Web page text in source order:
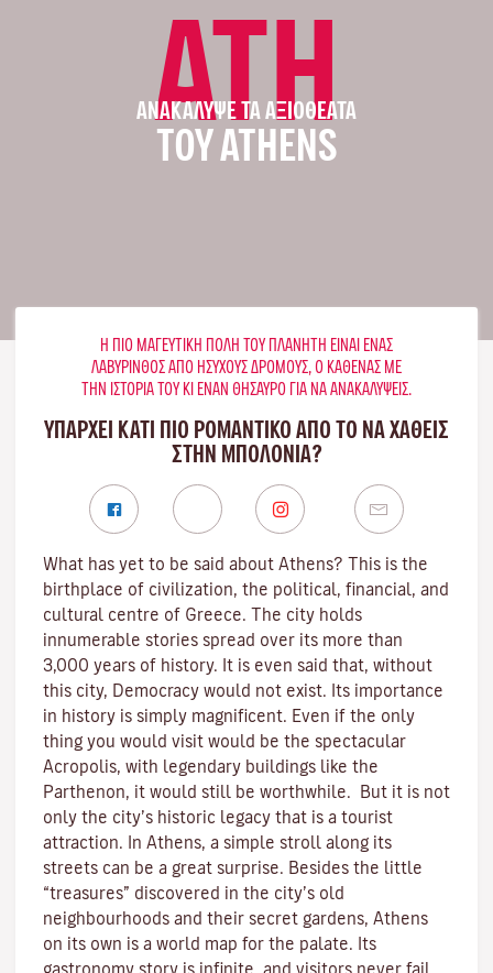
ATH
ΑΝΑΚΆΛΥΨΕ ΤΑ ΑΞΙΟΘΈΑΤΑ
ΤΟΥ ATHENS
Η ΠΙΟ ΜΑΓΕΥΤΙΚΉ ΠΌΛΗ ΤΟΥ ΠΛΑΝΉΤΗ ΕΊΝΑΙ ΈΝΑΣ
ΛΑΒΎΡΙΝΘΟΣ ΑΠΌ ΉΣΥΧΟΥΣ ΔΡΌΜΟΥΣ, Ο ΚΑΘΈΝΑΣ ΜΕ
ΤΗΝ ΙΣΤΟΡΊΑ ΤΟΥ ΚΙ ΈΝΑΝ ΘΗΣΑΥΡΌ ΓΙΑ ΝΑ ΑΝΑΚΑΛΎΨΕΙΣ.
ΥΠΑΡΧΕΙ ΚΑΤΙ ΠΙΟ ΡΟΜΑΝΤΙΚΟ ΑΠΟ ΤΟ ΝΑ ΧΑΘΕΙΣ
ΣΤΗΝ ΜΠΟΛΌΝΙΑ?
What has yet to be said about Athens? This is the
birthplace of civilization, the political, financial, and
cultural centre of Greece. The city holds
innumerable stories spread over its more than
3,000 years of history. It is even said that, without
this city, Democracy would not exist. Its importance
in history is simply magnificent. Even if the only
thing you would visit would be the spectacular
Acropolis, with legendary buildings like the
Parthenon, it would still be worthwhile. But it is not
only the city’s historic legacy that is a tourist
attraction. In Athens, a simple stroll along its
streets can be a great surprise. Besides the little
“treasures” discovered in the city’s old
neighbourhoods and their secret gardens, Athens
on its own is a world map for the palate. Its
gastronomy story is infinite, and visitors never fail